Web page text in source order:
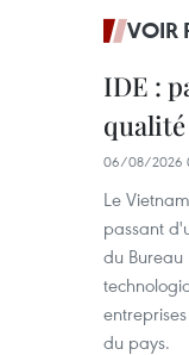
VOIR
IDE :
06/08/2026
Le
passant
du Bureau
du pays. ​